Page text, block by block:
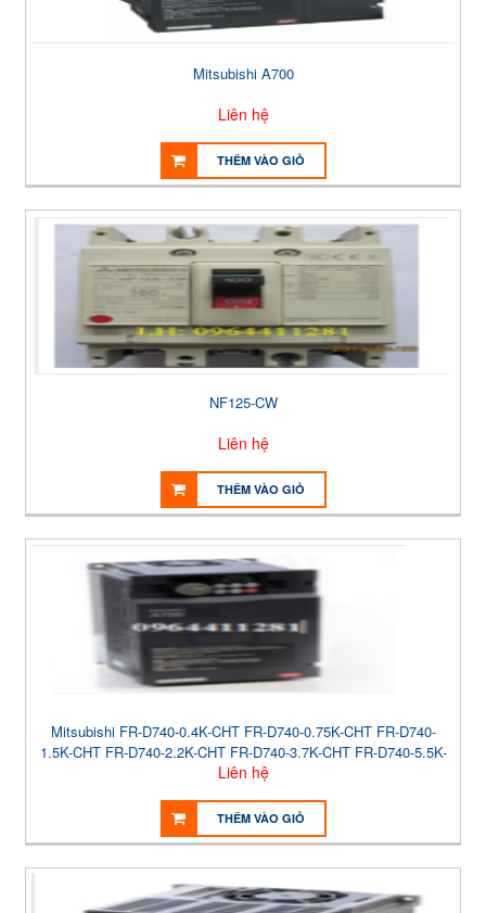
Mitsubishi A700
Liên hệ
THÊM VÀO GIỎ
NF125-CW
Liên hệ
THÊM VÀO GIỎ
Mitsubishi FR-D740-0.4K-CHT FR-D740-0.75K-CHT FR-D740-
1.5K-CHT FR-D740-2.2K-CHT FR-D740-3.7K-CHT FR-D740-5.5K-
CHT FR-D740-7.5K-CHT
Liên hệ
THÊM VÀO GIỎ